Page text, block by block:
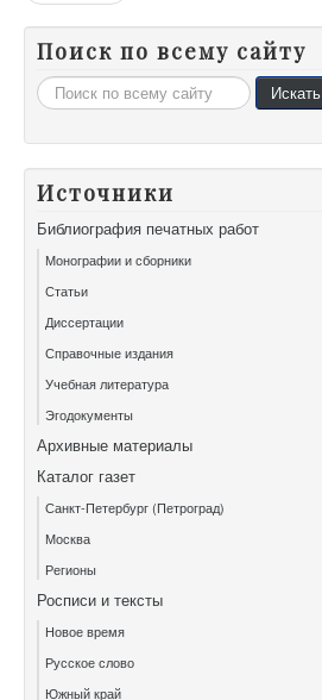
Поиск по всему сайту
Искать... Искать
Источники
Библиография печатных работ
Монографии и сборники
Статьи
Диссертации
Справочные издания
Учебная литература
Эгодокументы
Архивные материалы
Каталог газет
Санкт-Петербург (Петроград)
Москва
Регионы
Росписи и тексты
Новое время
Русское слово
Южный край